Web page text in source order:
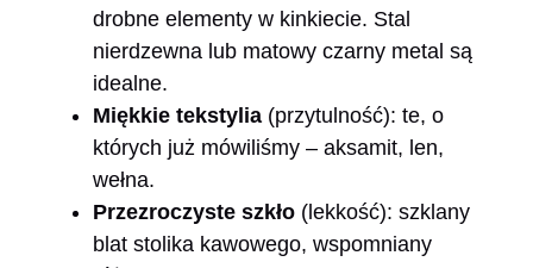
drobne elementy w kinkiecie. Stal
nierdzewna lub matowy czarny metal są
idealne.
Miękkie tekstylia (przytulność): te, o
których już mówiliśmy – aksamit, len,
wełna.
Przezroczyste szkło (lekkość): szklany
blat stolika kawowego, wspomniany